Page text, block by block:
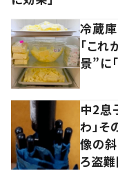
冷蔵
「こ
景”に
中2息
わ」
像の斜
ろ盗難